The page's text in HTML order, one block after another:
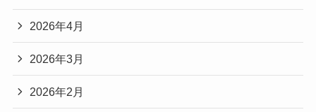
2026年4月
2026年3月
2026年2月